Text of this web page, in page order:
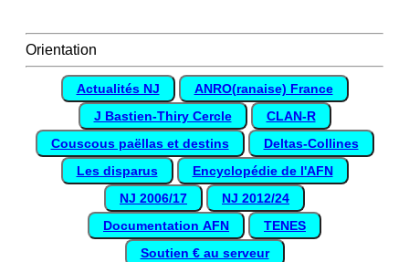
Orientation
Actualités NJ
ANRO(ranaise) France
J Bastien-Thiry Cercle
CLAN-R
Couscous paëllas et destins
Deltas-Collines
Les disparus
Encyclopédie de l'AFN
NJ 2006/17
NJ 2012/24
Documentation AFN
TENES
Soutien € au serveur